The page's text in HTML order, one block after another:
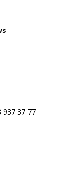
937 37 77